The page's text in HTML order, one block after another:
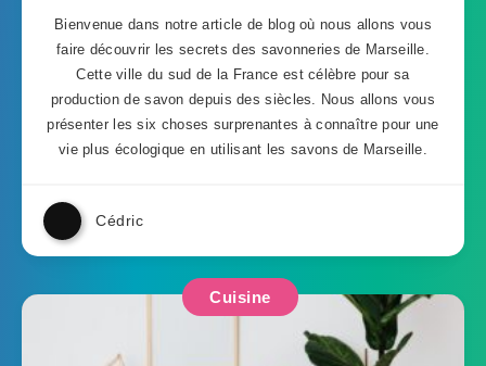
Bienvenue dans notre article de blog où nous allons vous
faire découvrir les secrets des savonneries de Marseille.
Cette ville du sud de la France est célèbre pour sa
production de savon depuis des siècles. Nous allons vous
présenter les six choses surprenantes à connaître pour une
vie plus écologique en utilisant les savons de Marseille.
Cédric
Cuisine